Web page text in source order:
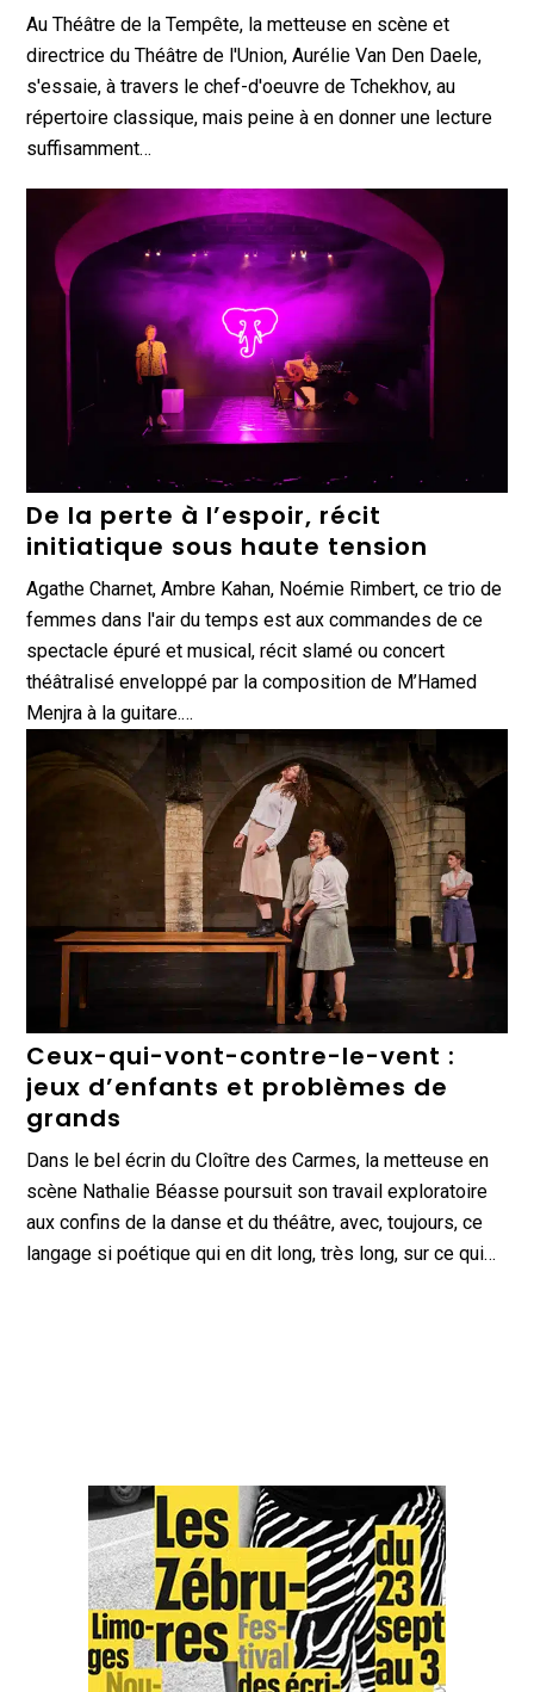
Au Théâtre de la Tempête, la metteuse en scène et
directrice du Théâtre de l'Union, Aurélie Van Den Daele,
s'essaie, à travers le chef-d'oeuvre de Tchekhov, au
répertoire classique, mais peine à en donner une lecture
suffisamment…
De la perte à l’espoir, récit
initiatique sous haute tension
Agathe Charnet, Ambre Kahan, Noémie Rimbert, ce trio de
femmes dans l'air du temps est aux commandes de ce
spectacle épuré et musical, récit slamé ou concert
théâtralisé enveloppé par la composition de M’Hamed
Menjra à la guitare.…
Ceux-qui-vont-contre-le-vent :
jeux d’enfants et problèmes de
grands
Dans le bel écrin du Cloître des Carmes, la metteuse en
scène Nathalie Béasse poursuit son travail exploratoire
aux confins de la danse et du théâtre, avec, toujours, ce
langage si poétique qui en dit long, très long, sur ce qui…